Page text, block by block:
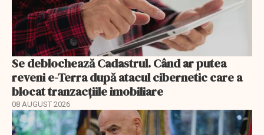
Se deblochează Cadastrul. Când ar putea
reveni e-Terra după atacul cibernetic care a
blocat tranzacțiile imobiliare
08 AUGUST 2026